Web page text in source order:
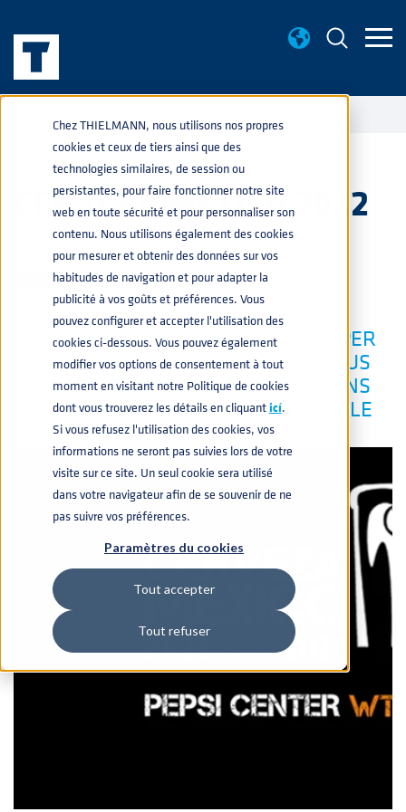
Chez THIELMANN, nous utilisons nos propres
cookies et ceux de tiers ainsi que des
technologies similaires, de session ou
persistantes, pour faire fonctionner notre site
web en toute sécurité et pour personnaliser son
contenu. Nous utilisons également des cookies
pour mesurer et obtenir des données sur vos
habitudes de navigation et pour adapter la
publicité à vos goûts et préférences. Vous
pouvez configurer et accepter l'utilisation des
cookies ci-dessous. Vous pouvez également
modifier vos options de consentement à tout
moment en visitant notre Politique de cookies
dont vous trouverez les détails en cliquanticí.
Si vous refusez l'utilisation des cookies, vos
informations ne seront pas suivies lors de votre
visite sur ce site. Un seul cookie sera utilisé
dans votre navigateur afin de se souvenir de ne
pas suivre vos préférences.
Paramètres du cookies
Tout accepter
Tout refuser
CERVEZA MEXICO 2022
BOISSONS 9 JUIN 2022 11:07:23
THIELMANN SE RÉJOUIT DE PARTICIPER
DE NOUVEAU À L'ÉVÉNEMENT LE PLUS
IMPORTANT DU ME ME MEXIQUE DANS
LE DOMAINE DE LA BIÈRE ARTISANALE